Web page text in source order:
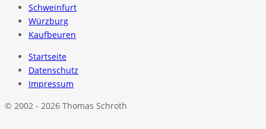
Schweinfurt
Würzburg
Kaufbeuren
Startseite
Datenschutz
Impressum
© 2002 - 2026 Thomas Schroth